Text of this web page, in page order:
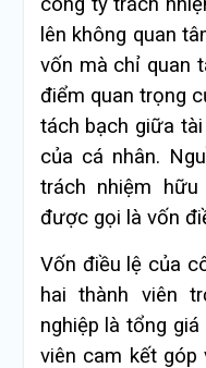
lên không quan
vốn mà chỉ quan
điểm quan trọng
tách bạch giữa
của cá nhân.
trách nhiệm
được gọi là vốn
Vốn điều lệ của
hai thành viên
nghiệp là tổng
viên cam kết góp